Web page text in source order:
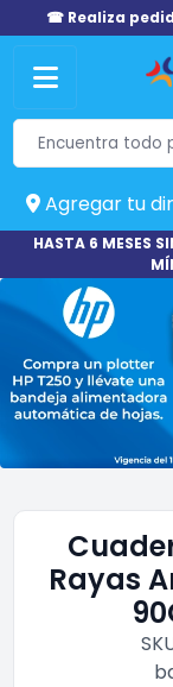
☎ Realiza
Agregar tu
HASTA 6 MESES
Rayas